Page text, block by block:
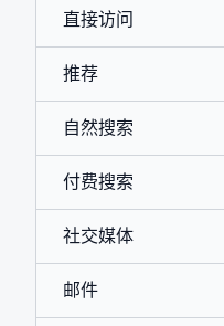
直接访问
推荐
自然搜索
付费搜索
社交媒体
邮件